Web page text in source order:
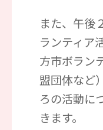
また、午後
ランティア
方市ボラン
盟団体など
ろの活動に
きます。